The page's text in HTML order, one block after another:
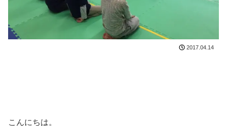
2017.04.14
こんにちは。